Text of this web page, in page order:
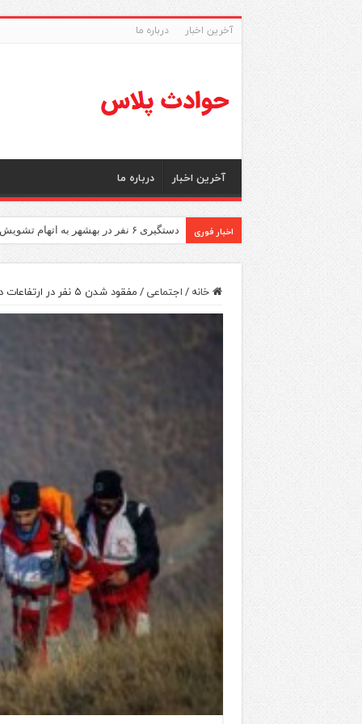
آخرین اخبار درباره ما
آخرین اخبار درباره ما
اخبار فوری دستگیری ۶ نفر در بهشهر به اتهام تشویش اذهان عمومی
خانه /اجتماعی /مفقود شدن ۵ نفر در ارتفاعات دهملا شاهرود